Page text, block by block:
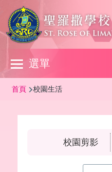
移至主內容
選單
Main
navigation
導
連
首頁 校園生活
校園剪影